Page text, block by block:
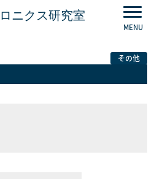
ニクス研究室
その他